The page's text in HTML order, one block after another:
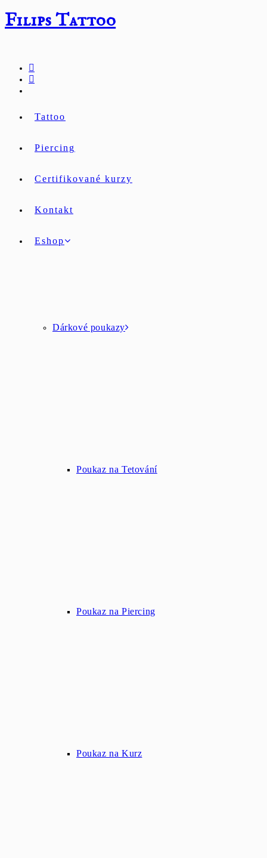
k
obsahu
Filips Tattoo
Tattoo
Piercing
Certifikované kurzy
Kontakt
Eshop
Dárkové poukazy
Poukaz na Tetování
Poukaz na Piercing
Poukaz na Kurz